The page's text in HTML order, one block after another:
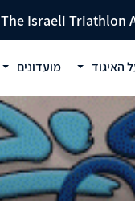
The Israeli Triathlon
האיגוד מועדונים